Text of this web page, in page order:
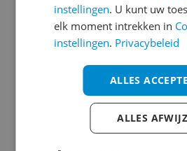
Functies
Kabels
Overige
Technisch
instellingen. U kunt uw
elk moment intrekken in
instellingen. Privacybeleid
ALLES
ALLES